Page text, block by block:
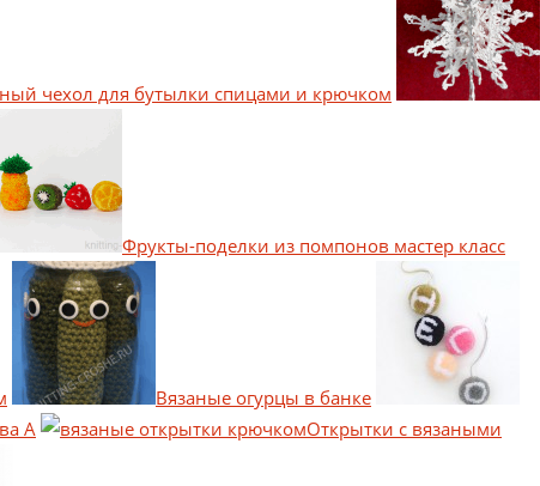
чехол для бутылки спицами и крючком
Фрукты-поделки из помпонов мастер класс
Вязаные огурцы в банке
А
Открытки с вязаными